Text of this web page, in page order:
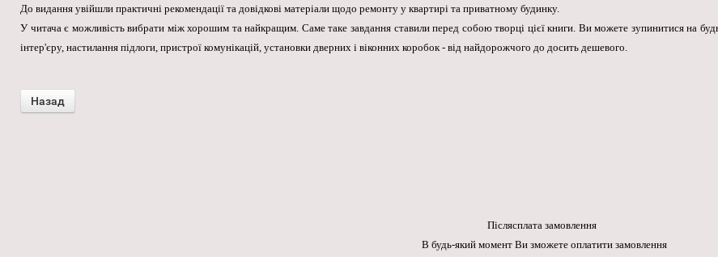
До видання увійшли практичні рекомендації та довідкові матеріали щодо ремонту у квартирі та приватному будинку.
У читача є можливість вибрати між хорошим та найкращим. Саме таке завдання ставили перед собою творці цієї книги. Ви можете зупинитися на
інтер'єру, настилання підлоги, пристрої комунікацій, установки дверних і віконних коробок - від найдорожчого до досить дешевого.
Післясплата замовлення
В будь-який момент Ви зможете оплатити замовлення